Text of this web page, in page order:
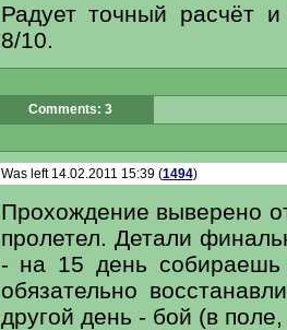
Радует точный расчёт
8/10.
Comments: 3
Was left 14.02.2011 15:39 (1494)
Прохождение выверено
пролетел. Детали
- на 15 день собираешь
обязательно
другой день - бой (в